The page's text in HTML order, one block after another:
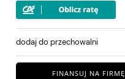
dodaj do przechowalni
FINANSUJ NA FIRMĘ